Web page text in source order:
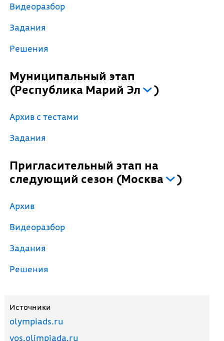
Видеоразбор
Задания
Решения
Муниципальный этап
(Республика Марий Эл )
Архив с тестами
Задания
Пригласительный этап на
следующий сезон (Москва )
Архив
Видеоразбор
Задания
Решения
Источники
olympiads.ru
vos.olimpiada.ru